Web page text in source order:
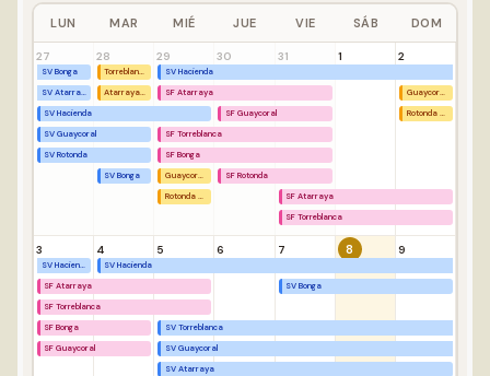
LUN MAR MIÉ JUE VIE SÁB DOM
27 28 29 30 31 1 2
SV Bonga
SV Atarraya
SV Hacienda
SV Guaycoral
SV Rotonda
Torreblanca Descanso
Atarraya Descanso
SV Bonga
SV Hacienda
SF Atarraya
SF Torreblanca
SF Bonga
Guaycoral Descanso
Rotonda Descanso
SF Guaycoral
SF Rotonda
SF Atarraya
SF Torreblanca
Guaycoral Descanso
Rotonda Descanso
3 4 5 6 7 8 9
SV Hacienda
SF Atarraya
SF Torreblanca
SF Bonga
SF Guaycoral
SV Hacienda
SV Torreblanca
SV Guaycoral
SV Atarraya
SV Bonga